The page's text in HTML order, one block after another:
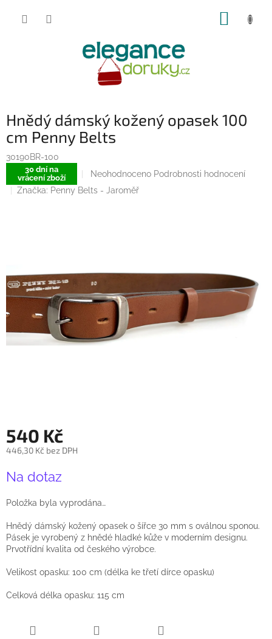
Hnědý dámský kožený opasek 100
cm Penny Belts
30190BR-100
30 dní na
vrácení zboží
Průměrné
hodnocení
produktu
Neohodnoceno Podrobnosti hodnocení
Značka: Penny Belts - Jaroměř
540 Kč
446,30 Kč bez DPH
cena:
Na dotaz
Položka byla vyprodána…
Hnědý dámský kožený opasek o šířce 30 mm s oválnou sponou.
Pásek je vyrobený z hnědé hladké kůže v moderním designu.
Prvotřídní kvalita od českého výrobce.
Velikost opasku: 100 cm (délka ke třetí dírce opasku)
Celková délka opasku: 115 cm